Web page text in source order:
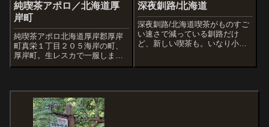
純喫茶アポロ／北海道厚
岸町
純喫茶アポロ北海道厚岸郡厚岸
町真栄１丁目２０５海岸の町、
厚岸町。生レスカで一服しまし
た。厚岸付近の港。 笑顔で帰
深夜釧路/北海道
深夜釧路/北海道喫茶がものすご
い速さで減っている釧路だけ
ど、新しい喫茶も。いなり小路
のではなく落ち着ける。ティン